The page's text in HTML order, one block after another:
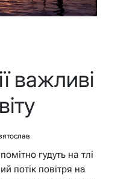
важливі
гудуть на тлі
потік повітря на